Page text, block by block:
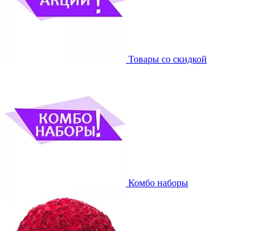
Товары со скидкой
Комбо наборы